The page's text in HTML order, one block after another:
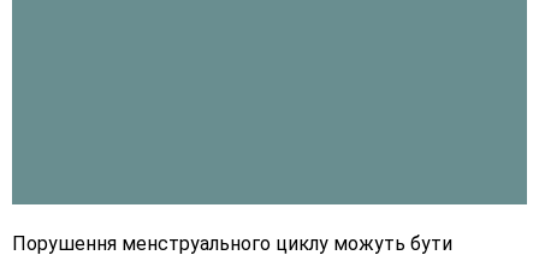
Порушення менструального циклу можуть бути